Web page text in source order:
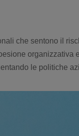
che sentono il
le politiche